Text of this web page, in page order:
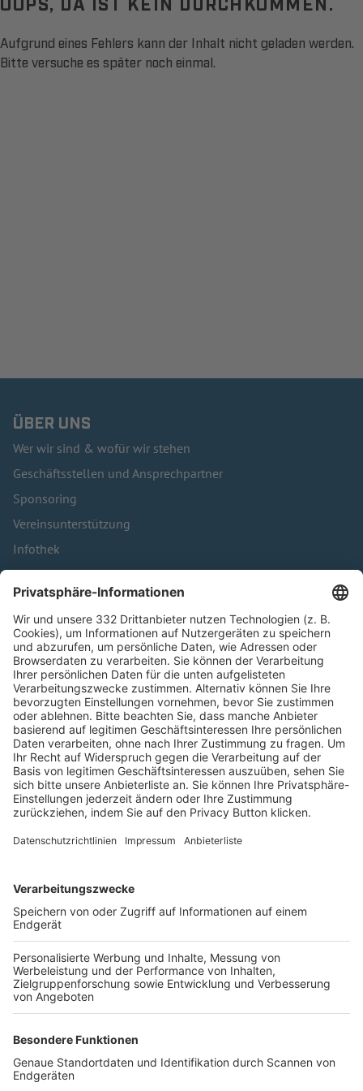
Aufgrund eines Fehlers kann der Inhalt nicht geladen werden.
Bitte versuche es später noch einmal.
ÜBER UNS
Wer wir sind & wofür wir stehen
Geschäftsstellen und Ansprechpartner
Sponsoring
Vereinsunterstützung
Infothek
Kontakt
HÄUFIG BESUCHTE SEITEN
Pässe und Vereinswechsel
Trainerausbildung
Schulungsangebot Vereinsmitarbeiter
BFV-Geschäftsstellen
Trainerbörse
Login SpielPlus
FOLGE DEM BFV
TOP-VEREINE
TOP-PARTNER